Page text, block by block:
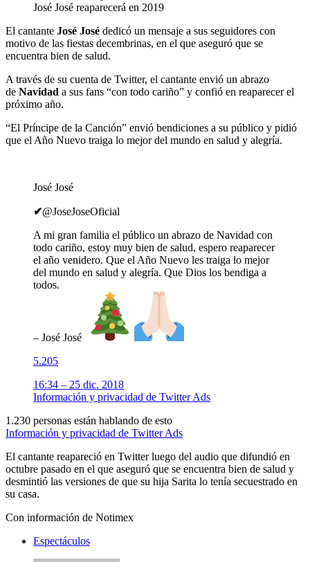
José José reaparecerá en 2019
El cantante José José dedicó un mensaje a sus seguidores con
motivo de las fiestas decembrinas, en el que aseguró que se
encuentra bien de salud.
A través de su cuenta de Twitter, el cantante envió un abrazo
de Navidad a sus fans “con todo cariño” y confió en reaparecer el
próximo año.
“El Príncipe de la Canción” envió bendiciones a su público y pidió
que el Año Nuevo traiga lo mejor del mundo en salud y alegría.
José José
✔@JoseJoseOficial
A mi gran familia el público un abrazo de Navidad con
todo cariño, estoy muy bien de salud, espero reaparecer
el año venidero. Que el Año Nuevo les traiga lo mejor
del mundo en salud y alegría. Que Dios los bendiga a
todos.
– José José
5.205
16:34 – 25 dic. 2018
Información y privacidad de Twitter Ads
1.230 personas están hablando de esto
Información y privacidad de Twitter Ads
El cantante reapareció en Twitter luego del audio que difundió en
octubre pasado en el que aseguró que se encuentra bien de salud y
desmintió las versiones de que su hija Sarita lo tenía secuestrado en
su casa.
Con información de Notimex
Espectáculos